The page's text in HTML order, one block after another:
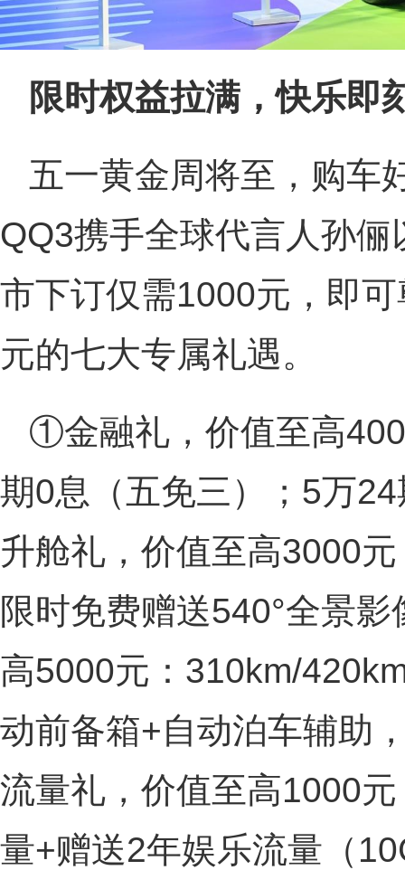
限时权益拉满，快乐即
五一黄金周将至，购车
QQ3携手全球代言人孙
市下订仅需1000元，即
元的七大专属礼遇。
①金融礼，价值至高
期0息（五免三）；5万
升舱礼，价值至高3000
限时免费赠送540°全景
高5000元：310km/
动前备箱+自动泊车辅助
流量礼，价值至高1000
量+赠送2年娱乐流量（